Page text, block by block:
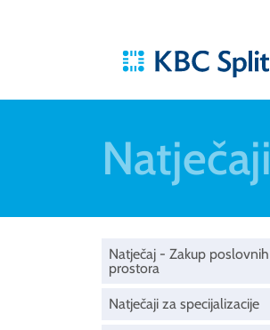
Natječaji
Natječaj - Zakup poslovnih
prostora
Natječaji za specijalizacije